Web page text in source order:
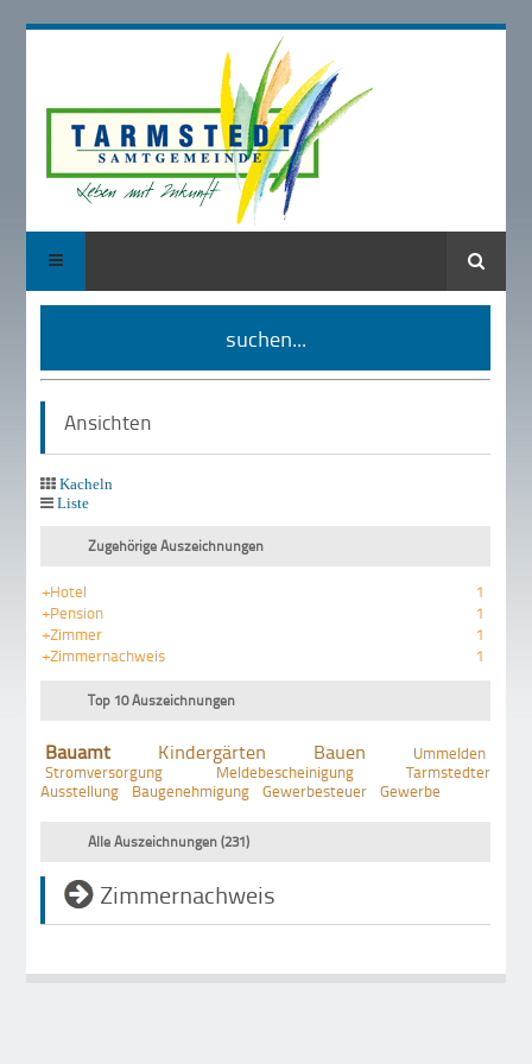
Suche
suchen...
Ansichten
Kacheln
Liste
Zugehörige Auszeichnungen
+Hotel
1
+Pension
1
+Zimmer
1
+Zimmernachweis
1
Top 10 Auszeichnungen
Bauamt Kindergärten Bauen
Ummelden
Stromversorgung
Meldebescheinigung
Tarmstedter
Ausstellung
Baugenehmigung Gewerbesteuer Gewerbe
Alle Auszeichnungen (231)
Zimmernachweis